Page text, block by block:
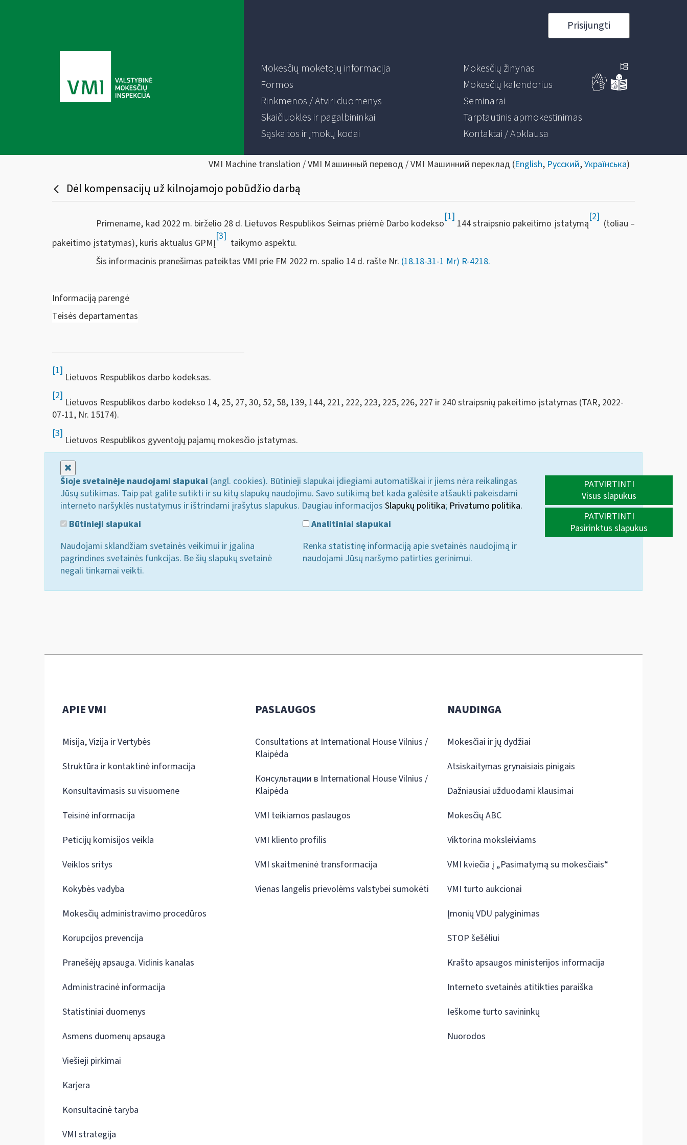
Prisijungti
Mokesčių mokėtojų informacija
Formos
Rinkmenos / Atviri duomenys
Skaičiuoklės ir pagalbininkai
Sąskaitos ir įmokų kodai
Mokesčių žinynas
Mokesčių kalendorius
Seminarai
Tarptautinis apmokestinimas
Kontaktai / Apklausa
VMI Machine translation / VMI Машинный перевод / VMI Машинний переклад (English, Русский,Українська)
Dėl kompensacijų už kilnojamojo pobūdžio darbą
Primename, kad 2022 m. birželio 28 d. Lietuvos Respublikos Seimas priėmė Darbo kodekso
[1]
144 straipsnio pakeitimo įstatymą
[2]
(toliau –
pakeitimo įstatymas), kuris aktualus GPMĮ
[3]
taikymo aspektu.
Šis informacinis pranešimas pateiktas VMI prie FM 2022 m. spalio 14 d. rašte Nr. (18.18-31-1 Mr) R-4218.
Informaciją parengė
Teisės departamentas
[1]
Lietuvos Respublikos darbo kodeksas.
[2]
Lietuvos Respublikos darbo kodekso 14, 25, 27, 30, 52, 58, 139, 144, 221, 222, 223, 225, 226, 227 ir 240 straipsnių pakeitimo įstatymas (TAR, 2022-
07-11, Nr. 15174).
[3]
Lietuvos Respublikos gyventojų pajamų mokesčio įstatymas.
Šioje svetainėje naudojami slapukai (angl. cookies). Būtinieji slapukai įdiegiami automatiškai ir jiems nėra reikalingas
Jūsų sutikimas. Taip pat galite sutikti ir su kitų slapukų naudojimu. Savo sutikimą bet kada galėsite atšaukti pakeisdami
interneto naršyklės nustatymus ir ištrindami įrašytus slapukus. Daugiau informacijos Slapukų politika; Privatumo politika.
Būtinieji slapukai
Naudojami sklandžiam svetainės veikimui ir įgalina
pagrindines svetainės funkcijas. Be šių slapukų svetainė
negali tinkamai veikti.
Analitiniai slapukai
Renka statistinę informaciją apie svetainės naudojimą ir
naudojami Jūsų naršymo patirties gerinimui.
PATVIRTINTI
Visus slapukus
PATVIRTINTI
Pasirinktus slapukus
APIE VMI
Misija, Vizija ir Vertybės
Struktūra ir kontaktinė informacija
Konsultavimasis su visuomene
Teisinė informacija
Peticijų komisijos veikla
Veiklos sritys
Kokybės vadyba
Mokesčių administravimo procedūros
Korupcijos prevencija
Pranešėjų apsauga. Vidinis kanalas
Administracinė informacija
Statistiniai duomenys
Asmens duomenų apsauga
Viešieji pirkimai
Karjera
Konsultacinė taryba
VMI strategija
PASLAUGOS
Consultations at International House Vilnius /
Klaipėda
Консультации в International House Vilnius /
Klaipėda
VMI teikiamos paslaugos
VMI kliento profilis
VMI skaitmeninė transformacija
Vienas langelis prievolėms valstybei sumokėti
NAUDINGA
Mokesčiai ir jų dydžiai
Atsiskaitymas grynaisiais pinigais
Dažniausiai užduodami klausimai
Mokesčių ABC
Viktorina moksleiviams
VMI kviečia į „Pasimatymą su mokesčiais“
VMI turto aukcionai
Įmonių VDU palyginimas
STOP šešėliui
Krašto apsaugos ministerijos informacija
Interneto svetainės atitikties paraiška
Ieškome turto savininkų
Nuorodos